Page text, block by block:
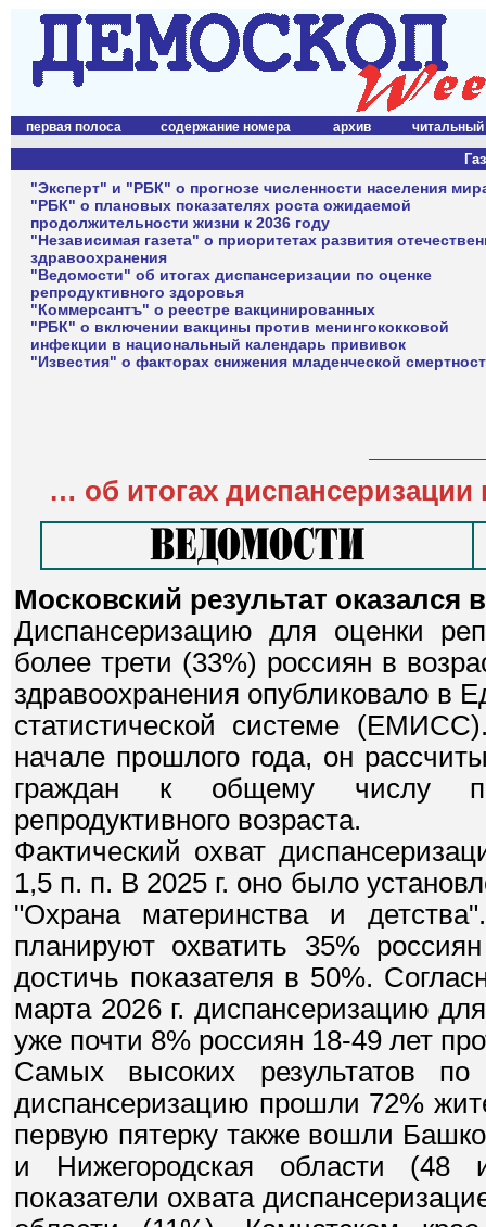
первая полоса содержание номера архив читальный
"Эксперт" и "РБК" о прогнозе численности населения
"РБК" о плановых показателях роста ожидаемой
продолжительности жизни к 2036 году
"Независимая газета" о приоритетах развития
здравоохранения
"Ведомости" об итогах диспансеризации по оценке
репродуктивного здоровья
"Коммерсантъ" о реестре вакцинированных
"РБК" о включении вакцины против менингококковой
инфекции в национальный календарь прививок
"Известия" о факторах снижения младенческой
… об итогах
Московский результат
Диспансеризацию для оценки
более трети (33%) россиян в
здравоохранения опубликовало в
статистической системе
начале прошлого года, он
граждан к общему числу
репродуктивного возраста.
Фактический охват
1,5 п. п. В 2025 г. оно было
"Охрана материнства и
планируют охватить 35%
достичь показателя в 50%.
марта 2026 г. диспансеризацию
уже почти 8% россиян 18-49 лет
Самых высоких результатов
диспансеризацию прошли 72%
первую пятерку также вошли
и Нижегородская области (48
показатели охвата